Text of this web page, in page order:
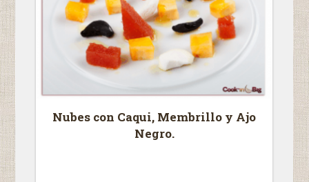
Nubes con Caqui, Membrillo y Ajo
Negro.